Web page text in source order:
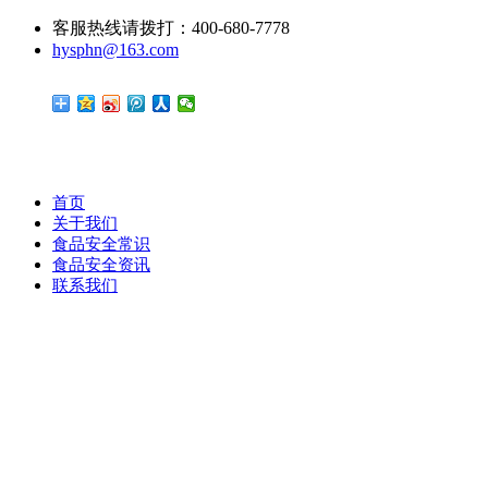
客服热线请拨打：400-680-7778
hysphn@163.com
首页
关于我们
食品安全常识
食品安全资讯
联系我们